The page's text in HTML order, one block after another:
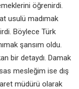
öğrenirdi.
usulü madımak
Böylece Türk
şansım oldu.
bir detaydı. Damak
mesleğim ise dış
müdürü olarak